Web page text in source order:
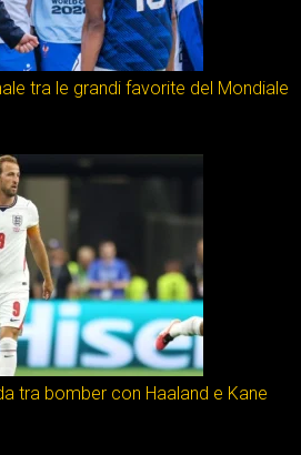
tra le grandi favorite del Mondiale
tra bomber con Haaland e Kane